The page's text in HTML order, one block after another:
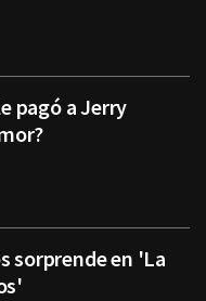
pagó a Jerry
sorprende en 'La